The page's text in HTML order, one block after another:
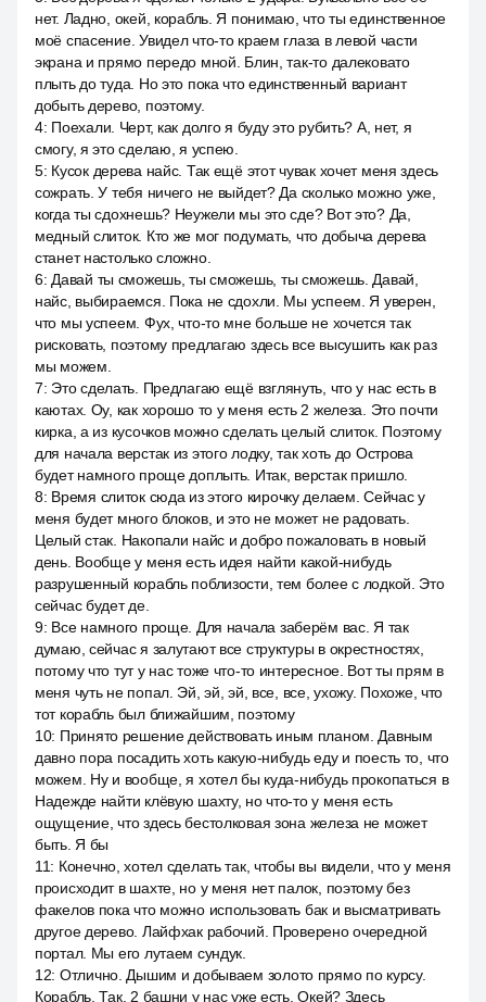
нет. Ладно, окей, корабль. Я понимаю, что ты единственное
моё спасение. Увидел что-то краем глаза в левой части
экрана и прямо передо мной. Блин, так-то далековато
плыть до туда. Но это пока что единственный вариант
добыть дерево, поэтому.
4: Поехали. Черт, как долго я буду это рубить? А, нет, я
смогу, я это сделаю, я успею.
5: Кусок дерева найс. Так ещё этот чувак хочет меня здесь
сожрать. У тебя ничего не выйдет? Да сколько можно уже,
когда ты сдохнешь? Неужели мы это сде? Вот это? Да,
медный слиток. Кто же мог подумать, что добыча дерева
станет настолько сложно.
6: Давай ты сможешь, ты сможешь, ты сможешь. Давай,
найс, выбираемся. Пока не сдохли. Мы успеем. Я уверен,
что мы успеем. Фух, что-то мне больше не хочется так
рисковать, поэтому предлагаю здесь все высушить как раз
мы можем.
7: Это сделать. Предлагаю ещё взглянуть, что у нас есть в
каютах. Оу, как хорошо то у меня есть 2 железа. Это почти
кирка, а из кусочков можно сделать целый слиток. Поэтому
для начала верстак из этого лодку, так хоть до Острова
будет намного проще доплыть. Итак, верстак пришло.
8: Время слиток сюда из этого кирочку делаем. Сейчас у
меня будет много блоков, и это не может не радовать.
Целый стак. Накопали найс и добро пожаловать в новый
день. Вообще у меня есть идея найти какой-нибудь
разрушенный корабль поблизости, тем более с лодкой. Это
сейчас будет де.
9: Все намного проще. Для начала заберём вас. Я так
думаю, сейчас я залутают все структуры в окрестностях,
потому что тут у нас тоже что-то интересное. Вот ты прям в
меня чуть не попал. Эй, эй, эй, все, все, ухожу. Похоже, что
тот корабль был ближайшим, поэтому
10: Принято решение действовать иным планом. Давным
давно пора посадить хоть какую-нибудь еду и поесть то, что
можем. Ну и вообще, я хотел бы куда-нибудь прокопаться в
Надежде найти клёвую шахту, но что-то у меня есть
ощущение, что здесь бестолковая зона железа не может
быть. Я бы
11: Конечно, хотел сделать так, чтобы вы видели, что у меня
происходит в шахте, но у меня нет палок, поэтому без
факелов пока что можно использовать бак и высматривать
другое дерево. Лайфхак рабочий. Проверено очередной
портал. Мы его лутаем сундук.
12: Отлично. Дышим и добываем золото прямо по курсу.
Корабль. Так, 2 башни у нас уже есть. Окей? Здесь